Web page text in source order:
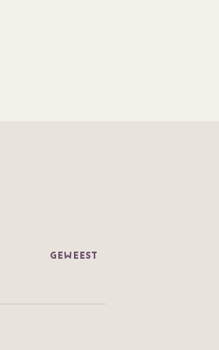
GEWEEST